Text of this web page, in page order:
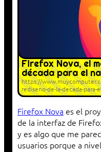
Firefox Nova, el
década para el
https://
rediseno-de-la-decada-para-
Firefox Nova es el
de la interfaz de
y es algo que me
usuarios porque a